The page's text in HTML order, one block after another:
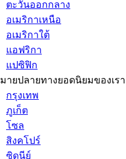
ตะวันออกกลาง
อเมริกาเหนือ
อเมริกาใต้
แอฟริกา
แปซิฟิก
ายปลายทางยอดนิยมของเรา
กรุงเทพ
ภูเก็ต
โซล
สิงคโปร์
ซิดนีย์